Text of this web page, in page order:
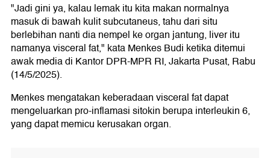
"Jadi gini ya, kalau lemak itu kita makan normalnya
masuk di bawah kulit subcutaneus, tahu dari situ
berlebihan nanti dia nempel ke organ jantung, liver itu
namanya visceral fat," kata Menkes Budi ketika ditemui
awak media di Kantor DPR-MPR RI, Jakarta Pusat, Rabu
(14/5/2025).
Menkes mengatakan keberadaan visceral fat dapat
mengeluarkan pro-inflamasi sitokin berupa interleukin 6,
yang dapat memicu kerusakan organ.